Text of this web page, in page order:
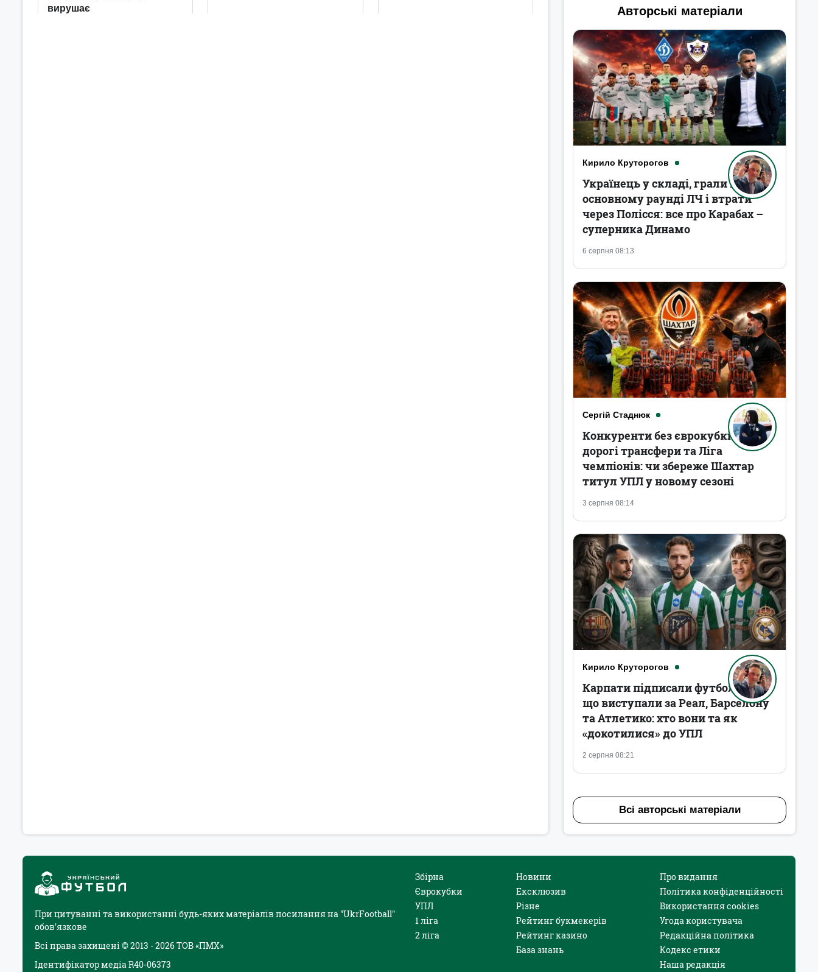
Авторські матеріали
Кирило Круторогов
6 серпня 08:13
Українець у складі, грали в
основному раунді ЛЧ і втрати
через Полісся: все про Карабах –
суперника Динамо
Сергій Стаднюк
3 серпня 08:14
Конкуренти без єврокубків,
дорогі трансфери та Ліга
чемпіонів: чи збереже Шахтар
титул УПЛ у новому сезоні
Кирило Круторогов
2 серпня 08:21
Карпати підписали футболістів,
що виступали за Реал, Барселону
та Атлетико: хто вони та як
«докотилися» до УПЛ
Всі авторські матеріали
При цитуванні та використанні будь-яких матеріалів посилання на "UkrFootball"
обов'язкове
Всі права захищені © 2013 - 2026 ТОВ «ПМХ»
Ідентифікатор медіа R40-06373
Збірна
Єврокубки
УПЛ
1 ліга
2 ліга
Новини
Ексклюзив
Різне
Рейтинг букмекерів
Рейтинг казино
База знань
Про видання
Політика конфіденційності
Використання cookies
Угода користувача
Редакційна політика
Кодекс етики
Наша редакція